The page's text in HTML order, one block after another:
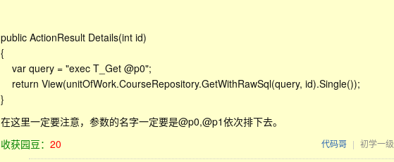
public ActionResult Details(int id)
{
var query = "exec T_Get @p0";
return View(unitOfWork.CourseRepository.GetWithRawSql(query, id).Single());
}
在这里一定要注意，参数的名字一定要是@p0,@p1依次排下去。
收获园豆： 20 代码哥 | 初学一级